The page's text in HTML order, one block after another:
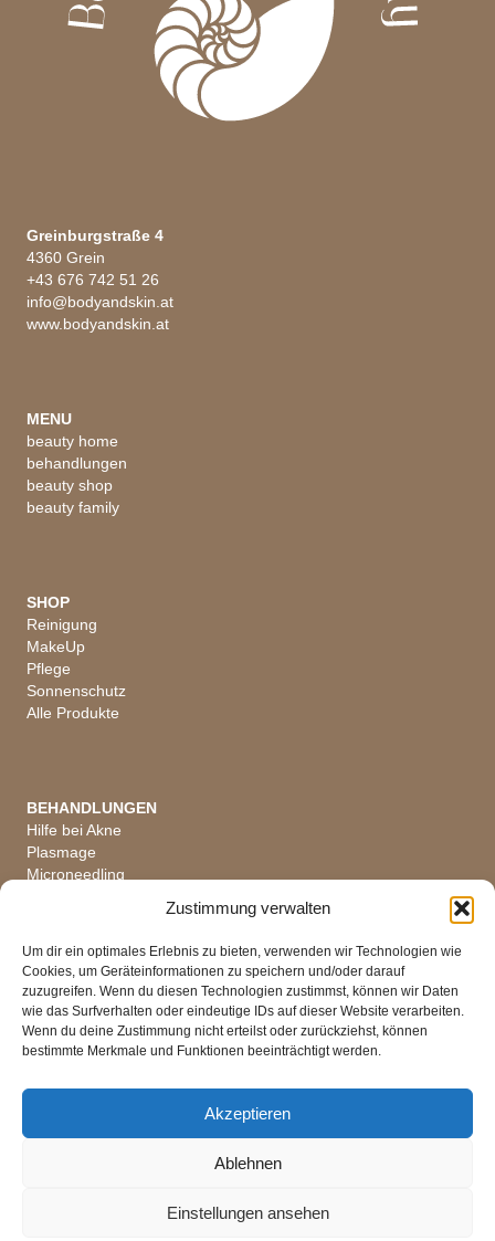
Zustimmung verwalten
Um dir ein optimales Erlebnis zu bieten, verwenden wir Technologien wie
Cookies, um Geräteinformationen zu speichern und/oder darauf
zuzugreifen. Wenn du diesen Technologien zustimmst, können wir Daten
wie das Surfverhalten oder eindeutige IDs auf dieser Website verarbeiten.
Wenn du deine Zustimmung nicht erteilst oder zurückziehst, können
bestimmte Merkmale und Funktionen beeinträchtigt werden.
Akzeptieren
Ablehnen
Einstellungen ansehen
Greinburgstraße 4
4360 Grein
+43 676 742 51 26
info@bodyandskin.at
www.bodyandskin.at
MENU
beauty home
behandlungen
beauty shop
beauty family
SHOP
Reinigung
MakeUp
Pflege
Sonnenschutz
Alle Produkte
BEHANDLUNGEN
Hilfe bei Akne
Plasmage
Microneedling
ÖFFNUNGSZEITEN
Di, Mi, Fr 08 - 18 Uhr
Do 08 - 19 Uhr